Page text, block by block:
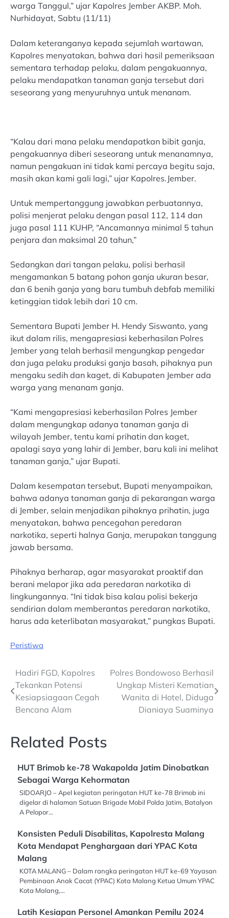
warga Tanggul,” ujar Kapolres Jember AKBP. Moh.
Nurhidayat, Sabtu (11/11)
Dalam keteranganya kepada sejumlah wartawan,
Kapolres menyatakan, bahwa dari hasil pemeriksaan
sementara terhadap pelaku, dalam pengakuannya,
pelaku mendapatkan tanaman ganja tersebut dari
seseorang yang menyuruhnya untuk menanam.
“Kalau dari mana pelaku mendapatkan bibit ganja,
pengakuannya diberi seseorang untuk menanamnya,
namun pengakuan ini tidak kami percaya begitu saja,
masih akan kami gali lagi,” ujar Kapolres.Jember.
Untuk mempertanggung jawabkan perbuatannya,
polisi menjerat pelaku dengan pasal 112, 114 dan
juga pasal 111 KUHP, “Ancamannya minimal 5 tahun
penjara dan maksimal 20 tahun,”
Sedangkan dari tangan pelaku, polisi berhasil
mengamankan 5 batang pohon ganja ukuran besar,
dan 6 benih ganja yang baru tumbuh debfab memiliki
ketinggian tidak lebih dari 10 cm.
Sementara Bupati Jember H. Hendy Siswanto, yang
ikut dalam rilis, mengapresiasi keberhasilan Polres
Jember yang telah berhasil mengungkap pengedar
dan juga pelaku produksi ganja basah, pihaknya pun
mengaku sedih dan kaget, di Kabupaten Jember ada
warga yang menanam ganja.
“Kami mengapresiasi keberhasilan Polres Jember
dalam mengungkap adanya tanaman ganja di
wilayah Jember, tentu kami prihatin dan kaget,
apalagi saya yang lahir di Jember, baru kali ini melihat
tanaman ganja,” ujar Bupati.
Dalam kesempatan tersebut, Bupati menyampaikan,
bahwa adanya tanaman ganja di pekarangan warga
di Jember, selain menjadikan pihaknya prihatin, juga
menyatakan, bahwa pencegahan peredaran
narkotika, seperti halnya Ganja, merupakan tanggung
jawab bersama.
Pihaknya berharap, agar masyarakat proaktif dan
berani melapor jika ada peredaran narkotika di
lingkungannya. “Ini tidak bisa kalau polisi bekerja
sendirian dalam memberantas peredaran narkotika,
harus ada keterlibatan masyarakat,” pungkas Bupati.
Peristiwa
Post
navigation
Hadiri FGD, Kapolres
Tekankan Potensi
Kesiapsiagaan Cegah
Bencana Alam
Polres Bondowoso Berhasil
Ungkap Misteri Kematian
Wanita di Hotel, Diduga
Dianiaya Suaminya
Related Posts
HUT Brimob ke-78 Wakapolda Jatim Dinobatkan
Sebagai Warga Kehormatan
SIDOARJO – Apel kegiatan peringatan HUT ke-78 Brimob ini
digelar di halaman Satuan Brigade Mobil Polda Jatim, Batalyon
A Pelopor…
Konsisten Peduli Disabilitas, Kapolresta Malang
Kota Mendapat Penghargaan dari YPAC Kota
Malang
KOTA MALANG – Dalam rangka peringatan HUT ke-69 Yayasan
Pembinaan Anak Cacat (YPAC) Kota Malang Ketua Umum YPAC
Kota Malang,…
Latih Kesiapan Personel Amankan Pemilu 2024